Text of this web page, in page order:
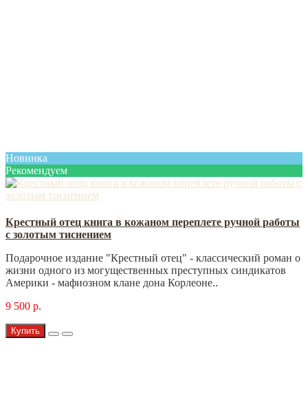
Новинка
Рекомендуем
Крестный отец книга в кожаном переплете ручной работы
с золотым тиснением
Подарочное издание "Крестный отец" - классический роман о
жизни одного из могущественных преступных синдикатов
Америки - мафиозном клане дона Корлеоне..
9 500 р.
Купить